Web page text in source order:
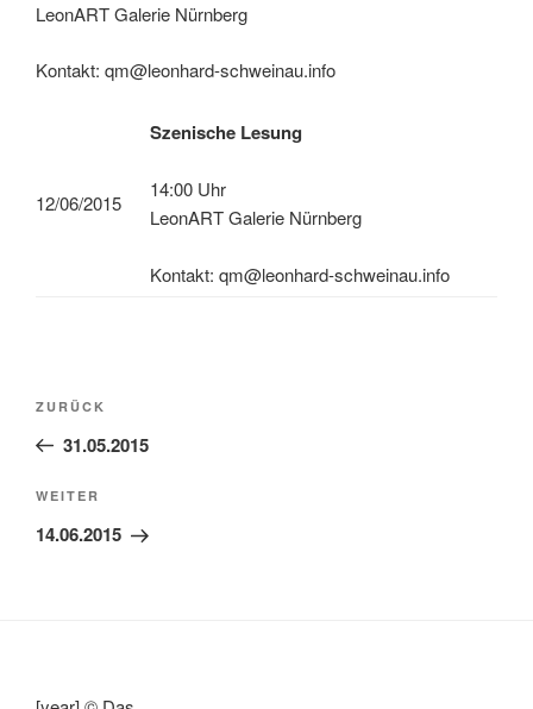
LeonART Galerie Nürnberg
Kontakt: qm@leonhard-schweinau.info
12/06/2015
Szenische Lesung
14:00 Uhr
LeonART Galerie Nürnberg
Kontakt: qm@leonhard-schweinau.info
Beitragsnavigation
Vorheriger
Beitrag
ZURÜCK
31.05.2015
Nächster
Beitrag
WEITER
14.06.2015